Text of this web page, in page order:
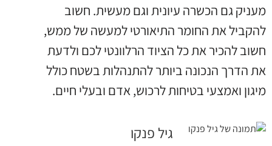
מעניק גם הכשרה עיונית וגם מעשית. חשוב
להקביל את החומר התיאורטי למעשה של ממש,
חשוב להכיר את כל הציוד הרלוונטי לכם ולדעת
את הדרך הנכונה ביותר להתנהלות בשטח כולל
מיגון ואמצעי בטיחות לרכוש, אדם ובעלי חיים.
גיל פנקו